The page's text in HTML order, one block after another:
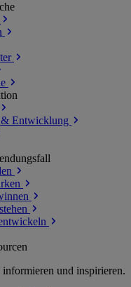
Entwicklung
und inspirieren.